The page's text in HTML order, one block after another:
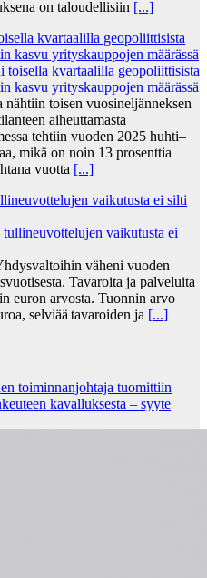
on taloudellisiin [...]
kvartaalilla geopoliittisista
kasvu yrityskauppojen määrässä
nähtiin toisen vuosineljänneksen
aiheuttamasta
tehtiin vuoden 2025 huhti–
mikä on noin 13 prosenttia
vuotta [...]
vaikutusta ei silti
väheni vuoden
Tavaroita ja palveluita
euron arvosta. Tuonnin arvo
selviää tavaroiden ja [...]
toiminnanjohtaja tuo­mit­tiin
ka­val­luk­ses­ta – syyte